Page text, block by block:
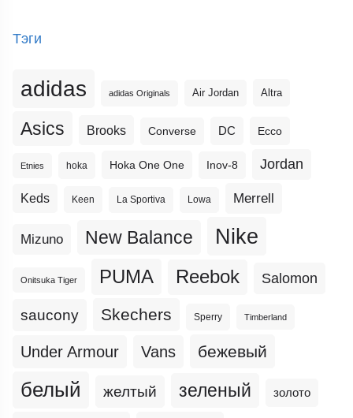
Тэги
adidas adidas Originals Air Jordan Altra
Asics Brooks Converse DC Ecco
Etnies hoka Hoka One One Inov-8 Jordan
Keds Keen La Sportiva Lowa Merrell
Mizuno New Balance Nike
Onitsuka Tiger PUMA Reebok Salomon
saucony Skechers Sperry Timberland
Under Armour Vans бежевый
белый желтый зеленый золото